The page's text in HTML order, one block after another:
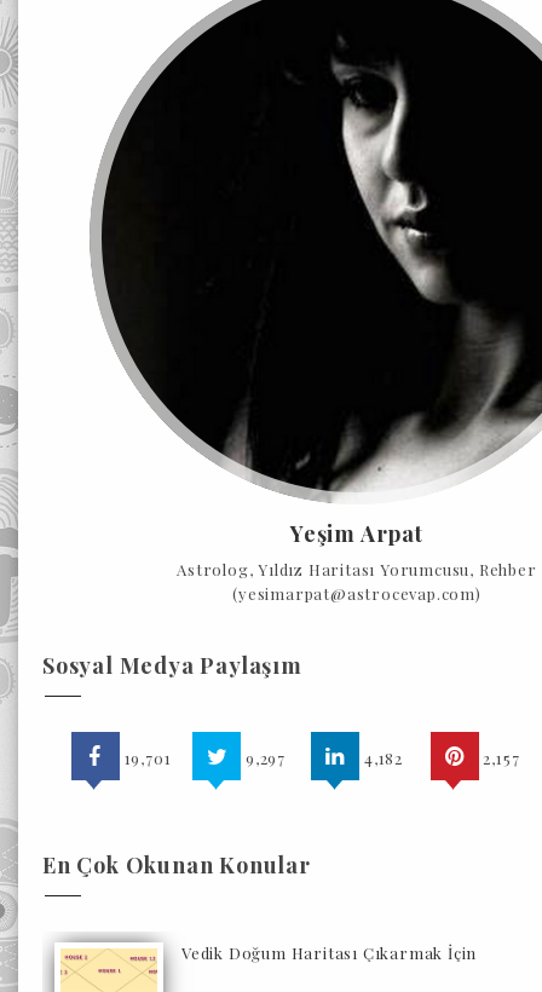
Yeşim Arpat
Astrolog, Yıldız Haritası Yorumcusu, Rehber
(yesimarpat@astrocevap.com)
Sosyal Medya Paylaşım
19,701 9,297 4,182 2,157
En Çok Okunan Konular
Vedik Doğum Haritası Çıkarmak İçin